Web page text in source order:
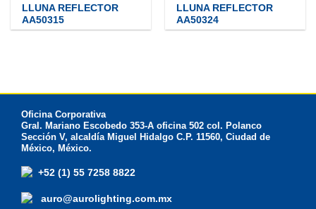
LLUNA REFLECTOR
AA50315
LLUNA REFLECTOR
AA50324
Oficina Corporativa
Gral. Mariano Escobedo 353-A oficina 502 col. Polanco
Sección V, alcaldía Miguel Hidalgo C.P. 11560, Ciudad de
México, México.
+52 (1) 55 7258 8822
auro@aurolighting.com.mx